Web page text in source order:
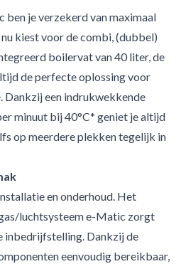
je verzekerd van maximaal
kiest voor de combi, (dubbel)
boilervat van 40 liter, de
de perfecte oplossing voor
een indrukwekkende
minuut bij 40°C* geniet je altijd
op meerdere plekken tegelijk in
en onderhoud. Het
luchtsysteem e-Matic zorgt
inbedrijfstelling. Dankzij de
eenvoudig bereikbaar,